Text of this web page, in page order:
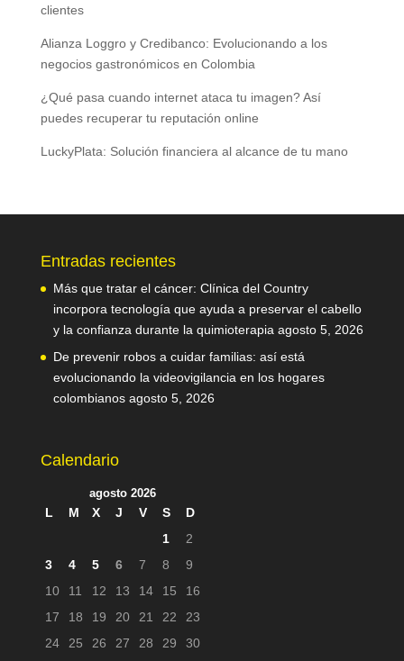
clientes
Alianza Loggro y Credibanco: Evolucionando a los
negocios gastronómicos en Colombia
¿Qué pasa cuando internet ataca tu imagen? Así
puedes recuperar tu reputación online
LuckyPlata: Solución financiera al alcance de tu mano
Entradas recientes
Más que tratar el cáncer: Clínica del Country
incorpora tecnología que ayuda a preservar el cabello
y la confianza durante la quimioterapia agosto 5, 2026
De prevenir robos a cuidar familias: así está
evolucionando la videovigilancia en los hogares
colombianos agosto 5, 2026
Calendario
agosto 2026
L M X J V S
D
1
2
3
4 5 6 7 8
9
10
11 12 13 14 15
16
17
18 19 20 21 22
23
24
25 26 27 28 29
30